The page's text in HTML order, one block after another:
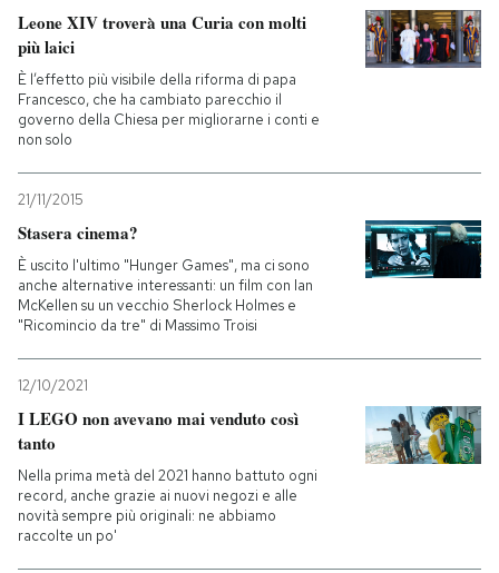
Leone XIV troverà una Curia con molti
più laici
È l’effetto più visibile della riforma di papa
Francesco, che ha cambiato parecchio il
governo della Chiesa per migliorarne i conti e
non solo
21/11/2015
Stasera cinema?
È uscito l'ultimo "Hunger Games", ma ci sono
anche alternative interessanti: un film con Ian
McKellen su un vecchio Sherlock Holmes e
"Ricomincio da tre" di Massimo Troisi
12/10/2021
I LEGO non avevano mai venduto così
tanto
Nella prima metà del 2021 hanno battuto ogni
record, anche grazie ai nuovi negozi e alle
novità sempre più originali: ne abbiamo
raccolte un po'